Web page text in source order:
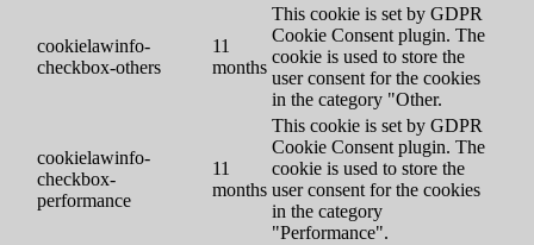
cookielawinfo-
checkbox-others
11
months
This cookie is set by GDPR
Cookie Consent plugin. The
cookie is used to store the
user consent for the cookies
in the category "Other.
cookielawinfo-
checkbox-
performance
11
months
This cookie is set by GDPR
Cookie Consent plugin. The
cookie is used to store the
user consent for the cookies
in the category
"Performance".